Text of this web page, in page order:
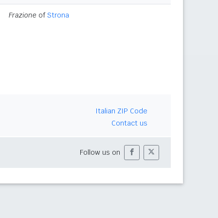
Frazione ofStrona
Italian ZIP Code
Contact us
Follow us on